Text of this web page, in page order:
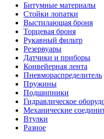
Битумные материалы
Стойки лопатки
Выстилающая броня
Торцевая броня
Рукавный фильтр
Резервуары
Датчики и приборы
Конвейерная лента
Пневмораспределитель
Пружины
Подшипники
Гидравлическое
Механические
Втулки
Разное